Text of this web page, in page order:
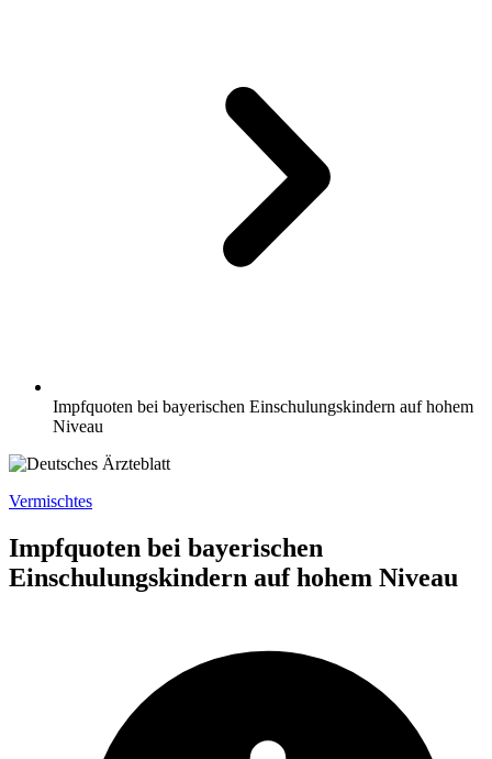
Impfquoten bei bayerischen Einschulungskindern auf hohem
Niveau
Vermischtes
Impfquoten bei bayerischen
Einschulungskindern auf hohem Niveau